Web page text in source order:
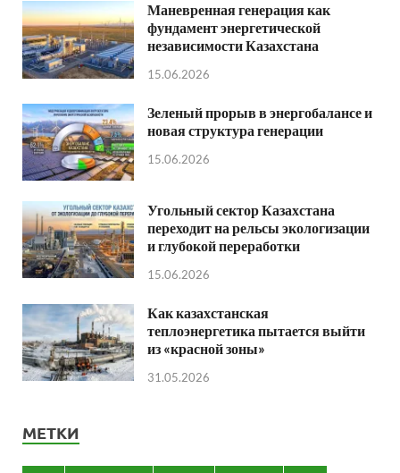
Маневренная генерация как
фундамент энергетической
независимости Казахстана
15.06.2026
Зеленый прорыв в энергобалансе и
новая структура генерации
15.06.2026
Угольный сектор Казахстана
переходит на рельсы экологизации
и глубокой переработки
15.06.2026
Как казахстанская
теплоэнергетика пытается выйти
из «красной зоны»
31.05.2026
МЕТКИ